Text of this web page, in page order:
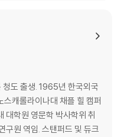
도 출생. 1965년 한국외국
캐롤라이나대 채플 힐 캠퍼
대학원 영문학 박사학위 취
구원 역임. 스탠퍼드 및 듀크